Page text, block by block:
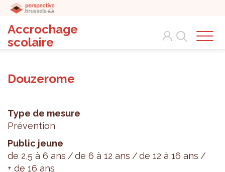
Accrochage
scolaire
Search
Douzerome
Type de mesure
Prévention
Public jeune
de 2,5 à 6 ans
de 6 à 12 ans
de 12 à 16 ans
+ de 16 ans